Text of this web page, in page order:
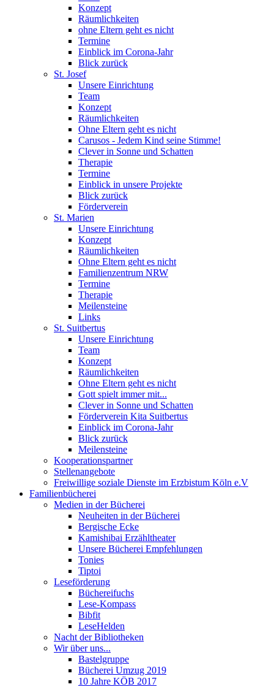
Konzept
Räumlichkeiten
ohne Eltern geht es nicht
Termine
Einblick im Corona-Jahr
Blick zurück
St. Josef
Unsere Einrichtung
Team
Konzept
Räumlichkeiten
Ohne Eltern geht es nicht
Carusos - Jedem Kind seine Stimme!
Clever in Sonne und Schatten
Therapie
Termine
Einblick in unsere Projekte
Blick zurück
Förderverein
St. Marien
Unsere Einrichtung
Konzept
Räumlichkeiten
Ohne Eltern geht es nicht
Familienzentrum NRW
Termine
Therapie
Meilensteine
Links
St. Suitbertus
Unsere Einrichtung
Team
Konzept
Räumlichkeiten
Ohne Eltern geht es nicht
Gott spielt immer mit...
Clever in Sonne und Schatten
Förderverein Kita Suitbertus
Einblick im Corona-Jahr
Blick zurück
Meilensteine
Kooperationspartner
Stellenangebote
Freiwillige soziale Dienste im Erzbistum Köln e.V
Familienbücherei
Medien in der Bücherei
Neuheiten in der Bücherei
Bergische Ecke
Kamishibai Erzähltheater
Unsere Bücherei Empfehlungen
Tonies
Tiptoi
Leseförderung
Büchereifuchs
Lese-Kompass
Bibfit
LeseHelden
Nacht der Bibliotheken
Wir über uns...
Bastelgruppe
Bücherei Umzug 2019
10 Jahre KÖB 2017